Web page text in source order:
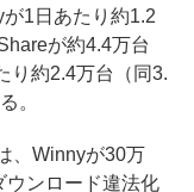
1日あたり約1.2
が約4.4万台
り約2.4万台（同3.
。
、Winnyが30万
ウンロード違法化